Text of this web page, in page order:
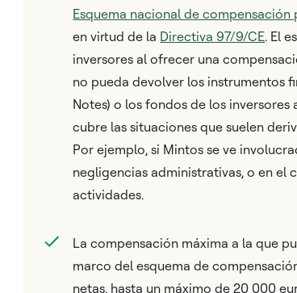
Esquema nacional de compensación
en virtud de la Directiva 97/9/CE. El
inversores al ofrecer una
no pueda devolver los instrumentos
Notes) o los fondos de los inversores
cubre las situaciones que suelen
Por ejemplo, si Mintos se ve
negligencias administrativas, o en el
actividades.
La compensación máxima a la que
marco del esquema de
netas, hasta un máximo de 20 000